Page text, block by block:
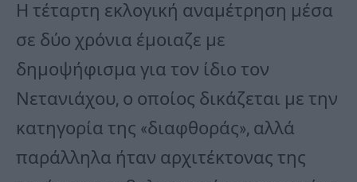
Η τέταρτη εκλογική αναμέτρηση μέσα
σε δύο χρόνια έμοιαζε με
δημοψήφισμα για τον ίδιο τον
Νετανιάχου, ο οποίος δικάζεται με την
κατηγορία της «διαφθοράς», αλλά
παράλληλα ήταν αρχιτέκτονας της